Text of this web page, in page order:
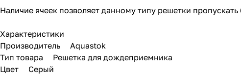
Наличие ячеек позволяет данному типу решетки
Характеристики
Производитель Aquastok
Тип товара Решетка для дождеприемника
Цвет Серый